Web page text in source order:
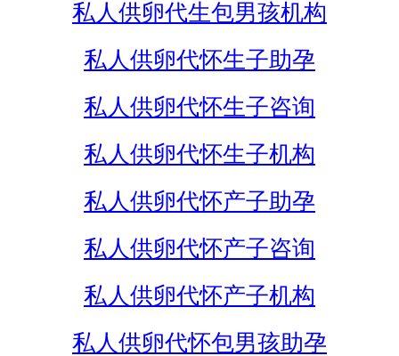
私人供卵代生包男孩机构
私人供卵代怀生子助孕
私人供卵代怀生子咨询
私人供卵代怀生子机构
私人供卵代怀产子助孕
私人供卵代怀产子咨询
私人供卵代怀产子机构
私人供卵代怀包男孩助孕